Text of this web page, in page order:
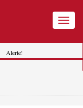
Toggle
Alerte!